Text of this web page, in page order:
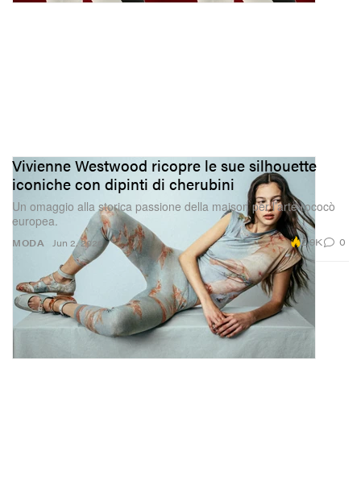
MODA
Vivienne Westwood ricopre le sue silhouette
iconiche con dipinti di cherubini
Un omaggio alla storica passione della maison per l’arte rococò
europea.
Jun 2, 2026 2.9K 0